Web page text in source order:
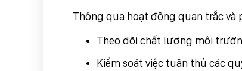
Thông qua hoạt động quan trắc
Theo dõi chất lượng môi
Kiểm soát việc tuân thủ các